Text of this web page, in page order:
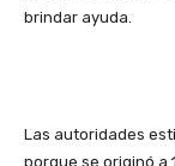
brindar ayuda.
Las autoridades
porque se originó a